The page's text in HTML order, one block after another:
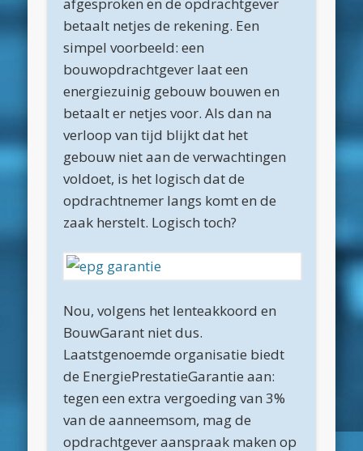
januari 2026
oktober 2025
juni 2025
maart 2025
februari 2025
januari 2025
november 2024
september 2024
juni 2024
april 2024
maart 2024
februari 2024
betaalt netjes de rekening. Een
simpel voorbeeld: een
bouwopdrachtgever laat een
energiezuinig gebouw bouwen en
betaalt er netjes voor. Als dan na
verloop van tijd blijkt dat het
gebouw niet aan de verwachtingen
voldoet, is het logisch dat de
opdrachtnemer langs komt en de
zaak herstelt. Logisch toch?
Nou, volgens het lenteakkoord en
BouwGarant niet dus.
Laatstgenoemde organisatie biedt
de EnergiePrestatieGarantie aan:
tegen een extra vergoeding van 3%
van de aanneemsom, mag de
opdrachtgever aanspraak maken op